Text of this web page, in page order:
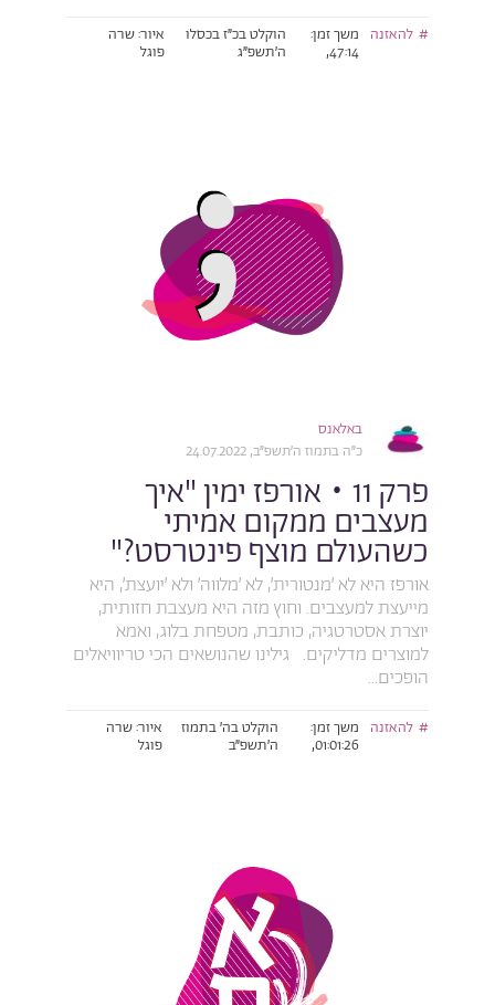
להאזנה משך זמן:
47:14,
הוקלט בכ״ז בכסלו
ה׳תשפ״ג
איור: שרה
פוגל
באלאנס
כ״ה בתמוז ה׳תשפ״ב, 24.07.2022
פרק 11 • אורפז ימין "איך
מעצבים ממקום אמיתי
כשהעולם מוצף פינטרסט?"
אורפז היא לא ׳מנטורית׳, לא ׳מלווה׳ ולא ׳יועצת׳, היא
מייעצת למעצבים. וחוץ מזה היא מעצבת חזותית,
יוצרת אסטרטגיה, כותבת, מטפחת בלוג, ואמא
למוצרים מדליקים. גילינו שהנושאים הכי טריוויאלים
הופכים...
להאזנה משך זמן:
01:01:26,
הוקלט בה׳ בתמוז
ה׳תשפ״ב
איור: שרה
פוגל